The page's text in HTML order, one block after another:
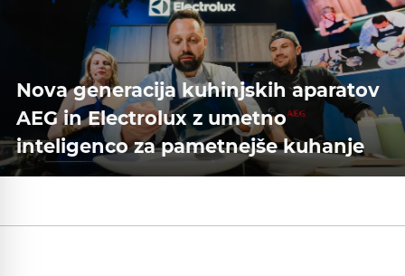
Nova generacija kuhinjskih aparatov
AEG in Electrolux z umetno
inteligenco za pametnejše kuhanje